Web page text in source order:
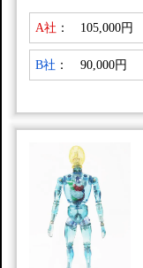
A社 ： 105,000円
B社 ： 90,000円